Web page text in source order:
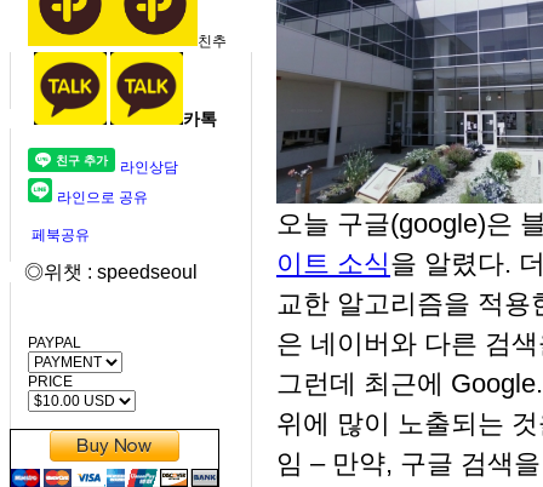
친추
카톡
라인상담
라인으로 공유
페북공유
◎위챗 : speedseoul
PAYPAL
PRICE
오늘 구글(google)은
이트 소식을 알렸다.
교한 알고리즘을 적용
은 네이버와 다른 검
그런데 최근에
위에 많이 노출되는
임 – 만약, 구글 검색